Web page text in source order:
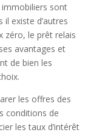
sont
existe d’autres
zéro, le prêt relais
avantages et
de bien les
les offres des
conditions de
les taux d’intérêt